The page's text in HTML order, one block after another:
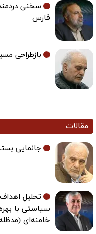
سخنی
فارس
بازطراحی
مقالات
جانمایی
تحلیل
سیاستی با
خامنه‌ای